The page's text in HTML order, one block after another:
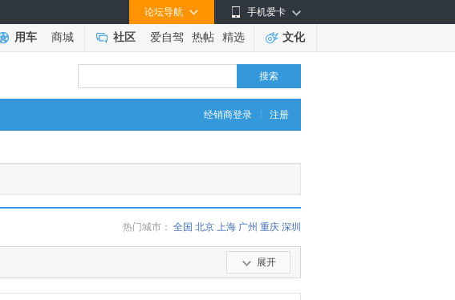
手机爱卡
论坛导航
用车 商城 社区 爱自驾 热帖 精选 文化
搜索
经销商登录 注册
热门城市： 全国 北京 上海 广州 重庆 深圳
展开